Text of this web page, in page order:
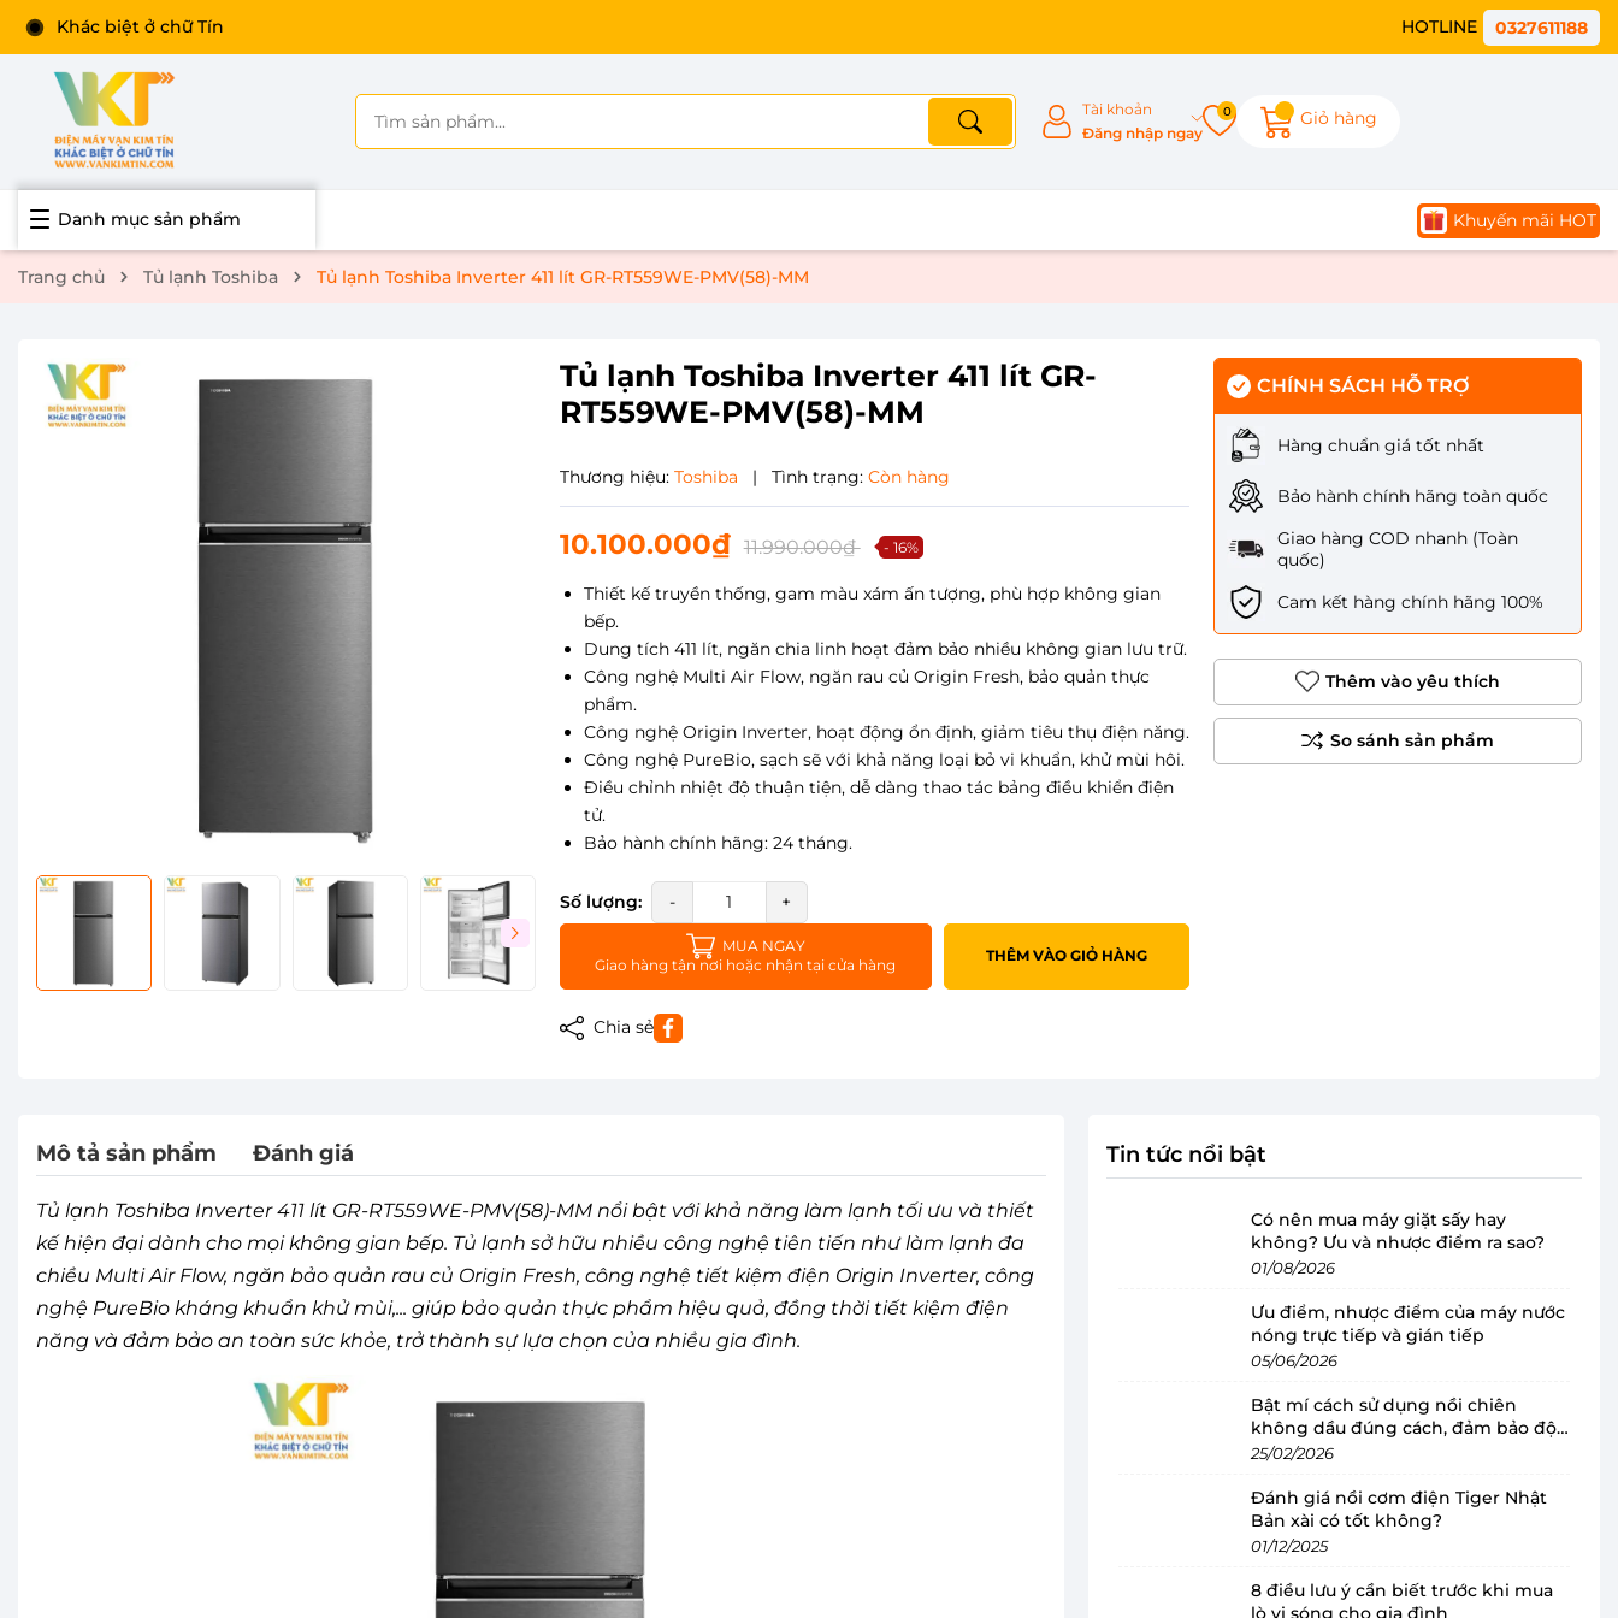
Khác biệt ở chữ Tín HOTLINE 0327611188
Tài khoản
Đăng nhập ngay
0 Giỏ hàng
Danh mục sản phẩm Khuyến mãi HOT
Trang chủ Tủ lạnh Toshiba Tủ lạnh Toshiba Inverter 411 lít GR-RT559WE-PMV(58)-MM
Tủ lạnh Toshiba Inverter 411 lít GR-
RT559WE-PMV(58)-MM
Thương hiệu: Toshiba | Tình trạng: Còn hàng
10.100.000₫ 11.990.000₫ - 16%
Thiết kế truyền thống, gam màu xám ấn tượng, phù hợp không gian
bếp.
Dung tích 411 lít, ngăn chia linh hoạt đảm bảo nhiều không gian lưu trữ.
Công nghệ Multi Air Flow, ngăn rau củ Origin Fresh, bảo quản thực
phẩm.
Công nghệ Origin Inverter, hoạt động ổn định, giảm tiêu thụ điện năng.
Công nghệ PureBio, sạch sẽ với khả năng loại bỏ vi khuẩn, khử mùi hôi.
Điều chỉnh nhiệt độ thuận tiện, dễ dàng thao tác bảng điều khiển điện
tử.
Bảo hành chính hãng: 24 tháng.
Số lượng: - +
MUA NGAY
Giao hàng tận nơi hoặc nhận tại cửa hàng
THÊM VÀO GIỎ HÀNG
Chia sẻ
CHÍNH SÁCH HỖ TRỢ
Hàng chuẩn giá tốt nhất
Bảo hành chính hãng toàn quốc
Giao hàng COD nhanh (Toàn
quốc)
Cam kết hàng chính hãng 100%
Thêm vào yêu thích
Mô tả sản phẩm Đánh giá
Tủ lạnh Toshiba Inverter 411 lít GR-RT559WE-PMV(58)-MM nổi bật với khả năng làm lạnh tối ưu và thiết
kế hiện đại dành cho mọi không gian bếp. Tủ lạnh sở hữu nhiều công nghệ tiên tiến như làm lạnh đa
chiều Multi Air Flow, ngăn bảo quản rau củ Origin Fresh, công nghệ tiết kiệm điện Origin Inverter, công
nghệ PureBio kháng khuẩn khử mùi,... giúp bảo quản thực phẩm hiệu quả, đồng thời tiết kiệm điện
năng và đảm bảo an toàn sức khỏe, trở thành sự lựa chọn của nhiều gia đình.
Tin tức nổi bật
Có nên mua máy giặt sấy hay
không? Ưu và nhược điểm ra sao?
01/08/2026
Ưu điểm, nhược điểm của máy nước
nóng trực tiếp và gián tiếp
05/06/2026
Bật mí cách sử dụng nồi chiên
không dầu đúng cách, đảm bảo độ
bền
25/02/2026
Đánh giá nồi cơm điện Tiger Nhật
Bản xài có tốt không?
01/12/2025
8 điều lưu ý cần biết trước khi mua
lò vi sóng cho gia đình